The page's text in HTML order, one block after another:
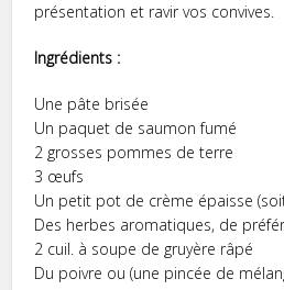
présentation et ravir vos convives.
Ingrédients :
Une pâte brisée
Un paquet de saumon fumé
2 grosses pommes de terre
3 œufs
Un petit pot de crème épaisse
Des herbes aromatiques, de
2 cuil. à soupe de gruyère râpé
Du poivre ou (une pincée de